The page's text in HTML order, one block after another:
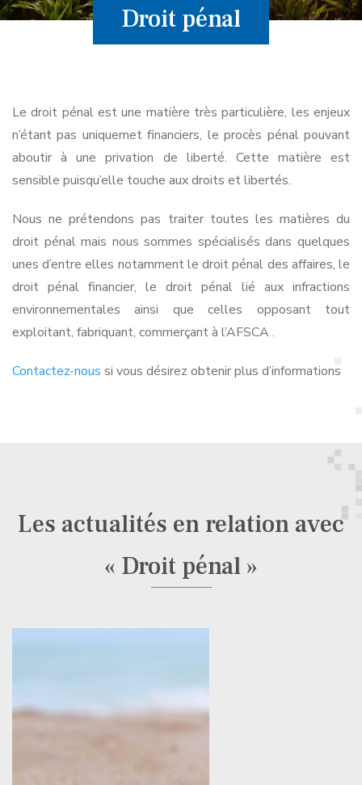
Droit pénal
Le droit pénal est une matière très particulière, les enjeux
n’étant pas uniquemet financiers, le procès pénal pouvant
aboutir à une privation de liberté. Cette matière est
sensible puisqu’elle touche aux droits et libertés.
Nous ne prétendons pas traiter toutes les matières du
droit pénal mais nous sommes spécialisés dans quelques
unes d’entre elles notamment le droit pénal des affaires, le
droit pénal financier, le droit pénal lié aux infractions
environnementales ainsi que celles opposant tout
exploitant, fabriquant, commerçant à l’AFSCA .
Contactez-nous si vous désirez obtenir plus d’informations
Les actualités en relation avec
« Droit pénal »